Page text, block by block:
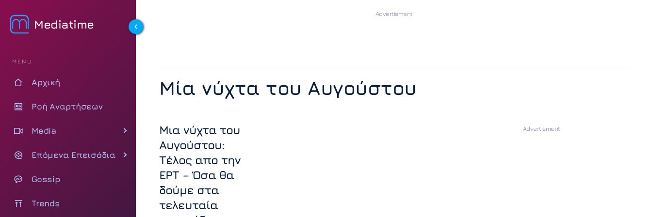
Mediatime
MENU
Αρχική
Ροή Αναρτήσεων
Media
Επόμενα Επεισόδια
Gossip
Trends
Μία νύχτα του Αυγούστου
Μια νύχτα του
Αυγούστου:
Τέλος απο την
ΕΡΤ – Όσα θα
δούμε στα
τελευταία